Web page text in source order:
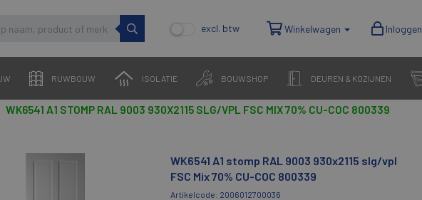
excl. btw Winkelwagen Inloggen
RUWBOUW ISOLATIE BOUWSHOP DEUREN & KOZIJNEN
WK6541 A1 STOMP RAL 9003 930X2115 SLG/VPL FSC MIX 70% CU-COC 800339
WK6541 A1 stomp RAL 9003 930x2115 slg/vpl
FSC Mix 70% CU-COC 800339
Artikelcode: 2006012700036